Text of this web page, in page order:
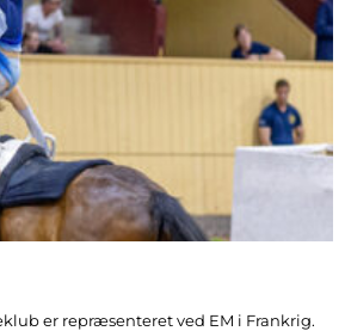
er repræsenteret ved EM i Frankrig.